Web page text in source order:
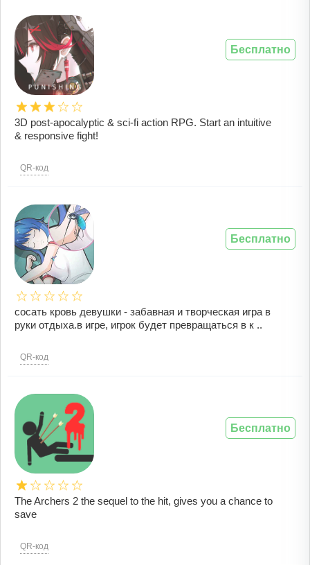
3D post-apocalyptic & sci-fi action RPG. Start an intuitive
& responsive fight!
QR-код
Бесплатно
сосать кровь девушки - забавная и творческая игра в
руки отдыха.в игре, игрок будет превращаться в к ..
QR-код
Бесплатно
The Archers 2‏ the sequel to the hit, gives you a chance to
save
QR-код
Бесплатно